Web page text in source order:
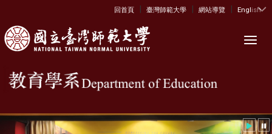
:::
回首頁 | 臺灣師範大學 | 網站導覽 | English